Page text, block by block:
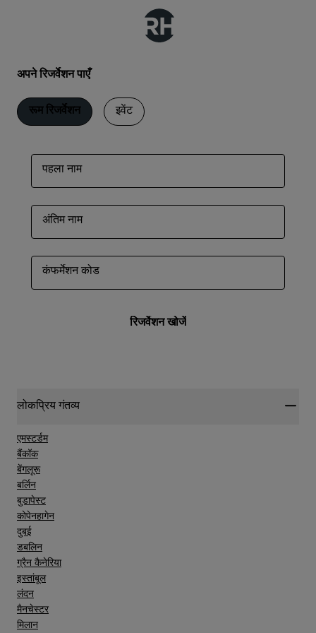
अपने रिजर्वेशन पाएँ
रूम रिजर्वेशन इवेंट
पहला नाम
अंतिम नाम
कंफर्मेशन कोड
रिजर्वेशन खोजें
लोकप्रिय गंतव्य
एमस्टर्डम
बैंकॉक
बेंगलूरू
बर्लिन
बुडापेस्ट
कोपेनहागेन
दुबई
डबलिन
ग्रैन कैनेरिया
इस्तांबूल
लंदन
मैनचेस्टर
मिलान